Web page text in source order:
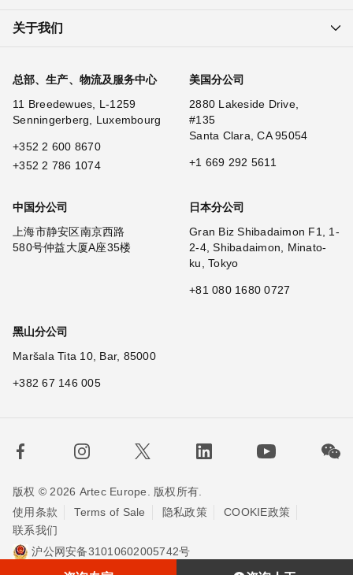
关于我们
总部、生产、物流及服务中心
11 Breedewues, L-1259
Senningerberg, Luxembourg
+352 2 600 8670
+352 2 786 1074
美国分公司
2880 Lakeside Drive,
#135
Santa Clara, CA 95054
+1 669 292 5611
中国分公司
上海市静安区南京西路
580号仲益大厦A座35楼
日本分公司
Gran Biz Shibadaimon F1, 1-
2-4, Shibadaimon, Minato-
ku, Tokyo
+81 080 1680 0727
黑山分公司
Maršala Tita 10, Bar, 85000
+382 67 146 005
版权 © 2026 Artec Europe. 版权所有.
使用条款
Terms of Sale 隐私政策
COOKIE政策
联系我们
沪公网安备31010602005742号
埃太科™（上海）贸易有限责任公司
沪ICP备20013748号-2